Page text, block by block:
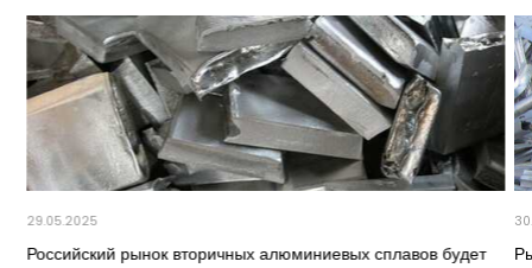
29.05.2025
Российский рынок вторичных алюминиевых сплавов будет